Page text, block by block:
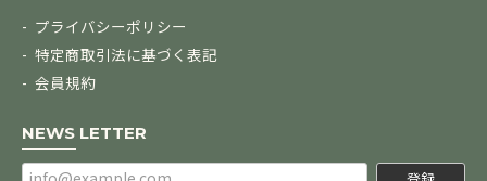
プライバシーポリシー
特定商取引法に基づく表記
会員規約
NEWS LETTER